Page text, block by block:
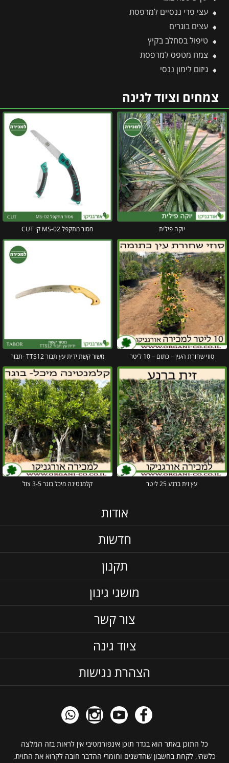
עצי פרי ננסיים למרפסת
עצים בוגרים
טיפול בסחלב בקיץ
צמח מטפס למרפסת
גיזום לימון ננסי
צמחים וציוד לגינה
יוקה פילית מסור מתקפל MS-02 קו CUT
סוזי שחורת העין – כתום – 10 ליטר משור קשת ידית עץ תבור TTS12 -תבור
עץ זית ברנע 25 ליטר קלמנטינה מיכל בוגר 3-5 צול
אודות
חדשות
תקנון
מושגי גינון
צור קשר
ציוד גינה
הצהרת נגישות
כל התוכן באתר הוא בגדר תוכן אינפורמטיבי אין לראות בזה המלצה
כלשהי, לקחת בחשבון שהדשנים וחומרי ההדבר חובה לקרוא את התוית,